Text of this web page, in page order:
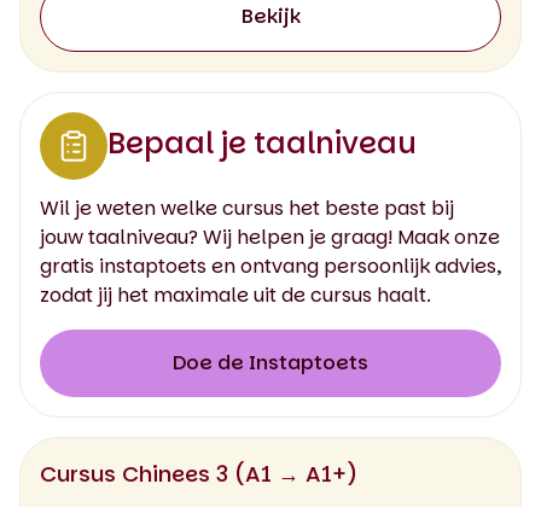
Bekijk
Cursus Chinees 3 (A1 → A1+)
Bepaal je taalniveau
Wil je weten welke cursus het beste past bij
jouw taalniveau? Wij helpen je graag! Maak onze
gratis instaptoets en ontvang persoonlijk advies,
zodat jij het maximale uit de cursus haalt.
Doe de Instaptoets